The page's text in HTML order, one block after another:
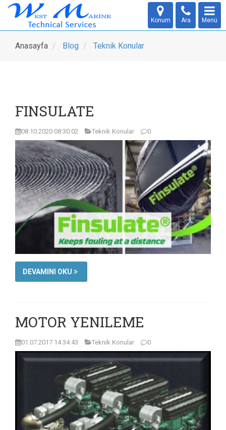
Menü
Ara
Konum
Anasayfa Blog Teknik Konular
FINSULATE
08.10.2020 08:30:02 Teknik Konular 0
DEVAMINI OKU
MOTOR YENILEME
01.07.2017 14:34:43 Teknik Konular 0